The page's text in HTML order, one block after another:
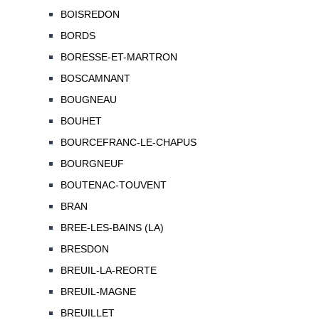
BOISREDON
BORDS
BORESSE-ET-MARTRON
BOSCAMNANT
BOUGNEAU
BOUHET
BOURCEFRANC-LE-CHAPUS
BOURGNEUF
BOUTENAC-TOUVENT
BRAN
BREE-LES-BAINS (LA)
BRESDON
BREUIL-LA-REORTE
BREUIL-MAGNE
BREUILLET